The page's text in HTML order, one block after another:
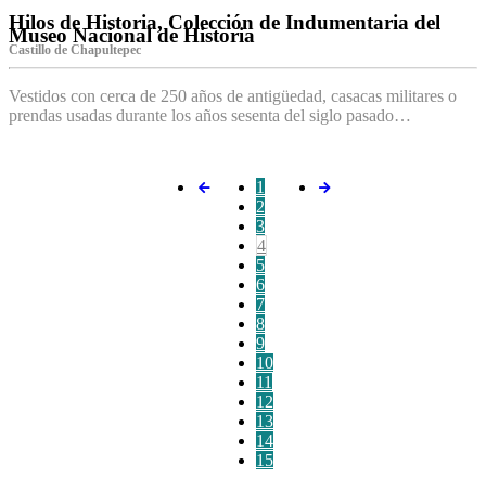
Hilos de Historia, Colección de Indumentaria del
Museo Nacional de Historia
Castillo de Chapultepec
Vestidos con cerca de 250 años de antigüedad, casacas militares o
prendas usadas durante los años sesenta del siglo pasado…
1
2
3
4
5
6
7
8
9
10
11
12
13
14
15